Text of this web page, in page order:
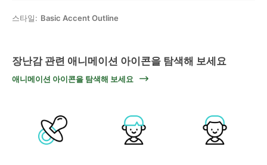
스타일: Basic Accent Outline
장난감 관련 애니메이션 아이콘을 탐색해 보세요
애니메이션 아이콘을 탐색해 보세요